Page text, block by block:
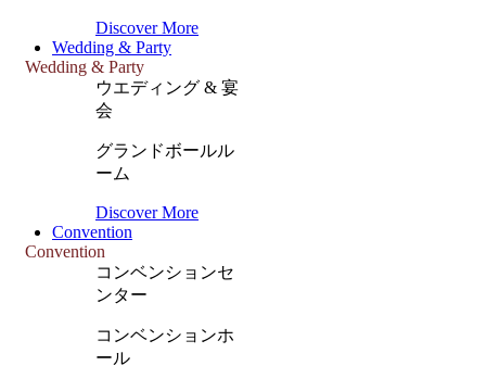
Discover More
Wedding & Party
Wedding & Party
ウエディング & 宴
会
グランドボールル
ーム
Discover More
Convention
Convention
コンベンションセ
ンター
コンベンションホ
ール